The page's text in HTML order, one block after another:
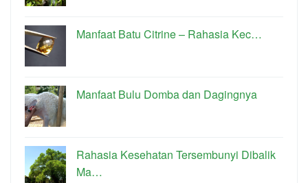
Manfaat Batu Citrine – Rahasia Kec…
Manfaat Bulu Domba dan Dagingnya
Rahasia Kesehatan Tersembunyi Dibalik
Ma…